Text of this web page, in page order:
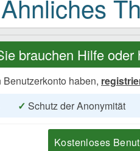
brauchen Hilfe oder
haben,
✓ Schutz der Anonymität
Kostenloses